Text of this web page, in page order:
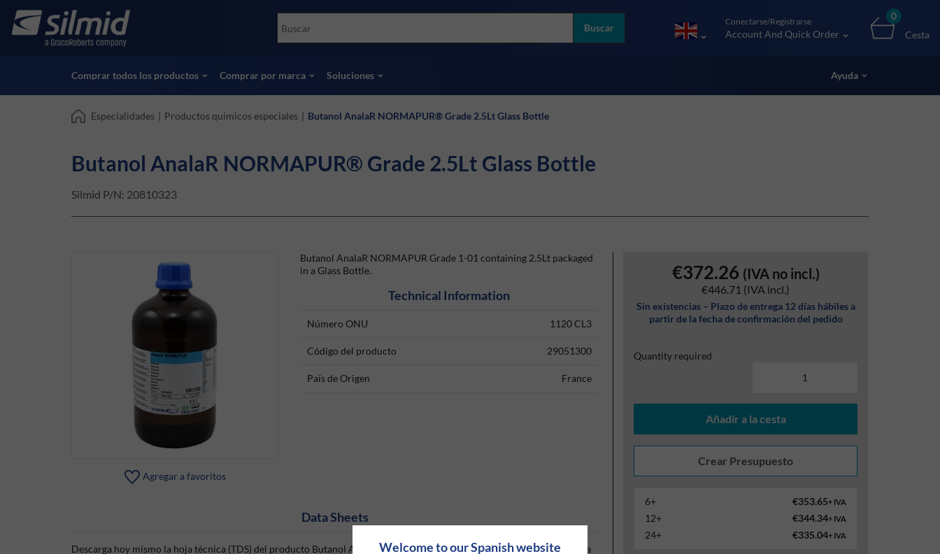
Welcome to our Spanish website
main
Accessories
Ensayos no destructivos (NDT)
Ver todos los productos
Socomore
Buscar
Conectarse/Registrarse
Account And Quick Order
0
Cesta
Comprar todos los productos Comprar por marca Soluciones Ayuda
Especialidades | Productos químicos especiales | Butanol AnalaR NORMAPUR® Grade 2.5Lt Glass Bottle
Butanol AnalaR NORMAPUR® Grade 2.5Lt Glass Bottle
Silmid P/N: 20810323
Agregar a favoritos
€372.26 (IVA no incl.)
€446.71 (IVA incl.)
Sin existencias – Plazo de entrega 12 días hábiles a
partir de la fecha de confirmación del pedido
Quantity required
Añadir a la cesta
6+ €353.65+ IVA
12+ €344.34+ IVA
24+ €335.04+ IVA
Butanol AnalaR NORMAPUR Grade 1-01 containing 2.5Lt packaged
in a Glass Bottle.
Technical Information
Número ONU 1120 CL3
Código del producto 29051300
País de Origen France
Data Sheets
Descarga hoy mismo la hoja técnica (TDS) del producto Butanol AnalaR NORMAPUR® Grade 2.5Lt Glass Bottle y la hoja